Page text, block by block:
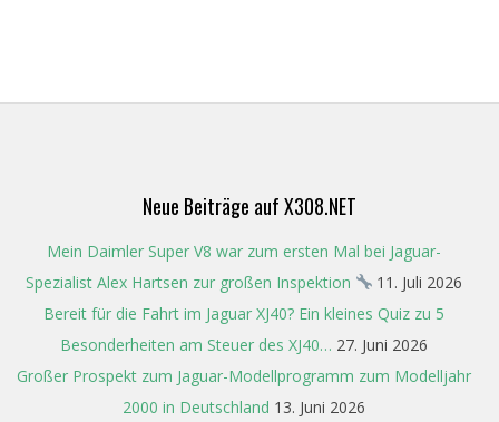
Neue Beiträge auf X308.NET
Mein Daimler Super V8 war zum ersten Mal bei Jaguar-
Spezialist Alex Hartsen zur großen Inspektion
11. Juli 2026
Bereit für die Fahrt im Jaguar XJ40? Ein kleines Quiz zu 5
Besonderheiten am Steuer des XJ40… 27. Juni 2026
Großer Prospekt zum Jaguar-Modellprogramm zum Modelljahr
2000 in Deutschland 13. Juni 2026